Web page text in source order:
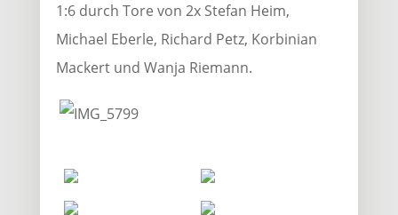
1:6 durch Tore von 2x Stefan Heim,
Michael Eberle, Richard Petz, Korbinian
Mackert und Wanja Riemann.